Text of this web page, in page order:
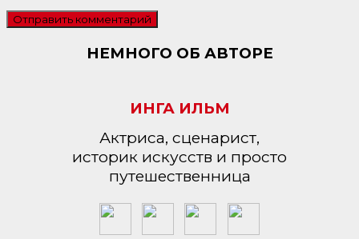
НЕМНОГО ОБ АВТОРЕ
ИНГА ИЛЬМ
Актриса, сценарист,
историк искусств и просто
путешественница